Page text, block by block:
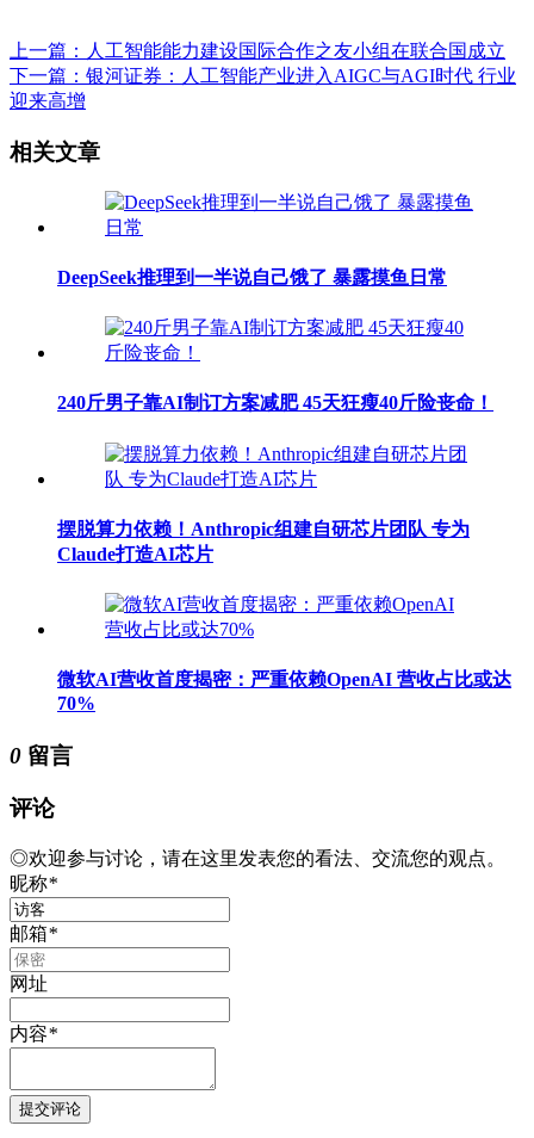
上一篇：人工智能能力建设国际合作之友小组在联合国成立
下一篇：银河证券：人工智能产业进入AIGC与AGI时代 行业
迎来高增
相关文章
DeepSeek推理到一半说自己饿了 暴露摸鱼日常
240斤男子靠AI制订方案减肥 45天狂瘦40斤险丧命！
摆脱算力依赖！Anthropic组建自研芯片团队 专为
Claude打造AI芯片
微软AI营收首度揭密：严重依赖OpenAI 营收占比或达
70%
0 留言
评论
◎欢迎参与讨论，请在这里发表您的看法、交流您的观点。
昵称*
邮箱*
网址
内容*